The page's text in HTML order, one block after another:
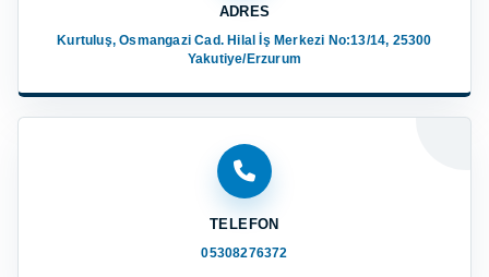
ADRES
Kurtuluş, Osmangazi Cad. Hilal İş Merkezi No:13/14, 25300
Yakutiye/Erzurum
TELEFON
05308276372